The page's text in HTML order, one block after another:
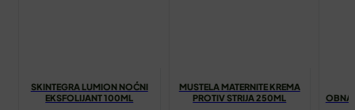
SKINTEGRA LUMION NOĆNI
EKSFOLIJANT 100ML
MUSTELA MATERNITE KREMA
PROTIV STRIJA 250ML